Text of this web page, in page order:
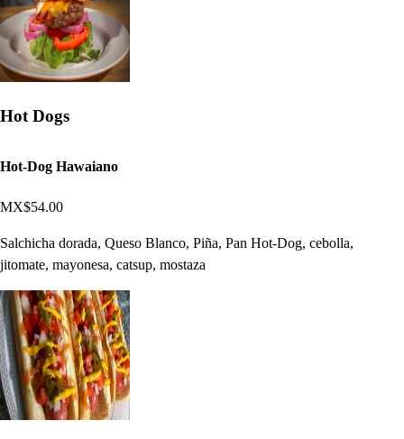
Hot Dogs
Hot-Dog Hawaiano
MX$54.00
Salchicha dorada, Queso Blanco, Piña, Pan Hot-Dog, cebolla,
jitomate, mayonesa, catsup, mostaza